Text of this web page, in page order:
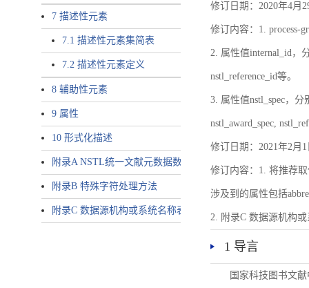
7 描述性元素
7.1 描述性元素集简表
7.2 描述性元素定义
8 辅助性元素
9 属性
10 形式化描述
附录A NSTL统一文献元数据数据唯一标识符规则
附录B 特殊字符处理方法
附录C 数据源机构或系统名称表
修订日期：2020年4月
修订内容：1. process-
2. 属性值internal_id，
nstl_reference_id等。
3. 属性值nstl_spec，分
nstl_award_spec,
修订日期：2021年2月1
修订内容：1. 将推荐
涉及到的属性包括
2. 附录C 数据源机构或
1 导言
国家科技图书文